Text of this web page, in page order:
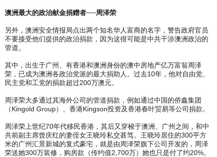
澳洲最大的政治献金捐赠者──周泽荣
另外，澳洲安全情报局点出两个知名华人富商的名字，警告政府官员
不要接受他们提供的政治捐款，因为这很可能是中共干涉澳洲政治的
管道。
其中，出生于广州、有香港和澳洲身份的澳中房地产亿万富翁周泽
荣，已成为澳洲各政治党派的最大捐助人。过去10年，他对自由党、
民主党和工党的捐款超过200万澳元。
周泽荣大多通过其海外公司的管道捐款，例如通过中国的侨鑫集团
（Kingold Group）、香港Kingson投资及香港春叶贸易等公司捐款。
周泽荣上世纪70年代移民香港，其后又穿梭于澳洲、广州之间，和中
共前副主席曾庆红的妻侄女王晓玲私交甚笃。王晓玲居住的300平方
米的广州汇景新城的复式豪宅，就是由周泽荣旗下公司开发的，周泽
荣送她300万装修，购房款（传约值2,700万）她也只是付了约20%。